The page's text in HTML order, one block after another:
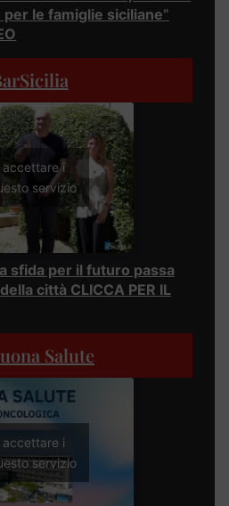
le famiglie siciliane”
accettare i
servizio
sfida per il futuro passa
città CLICCA PER IL
Salute
accettare i
servizio